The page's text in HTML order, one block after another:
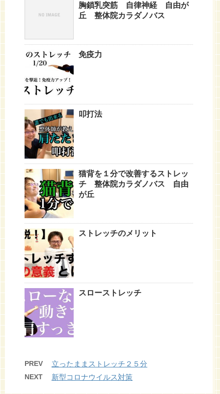
胸鎖乳突筋 自律神経 自由が
丘 整体院カラダノバス
免疫力
叩打法
猫背を１分で改善するストレッ
チ 整体院カラダノバス 自由
が丘
ストレッチのメリット
スローストレッチ
PREV 立ったままストレッチ２５分
NEXT 新型コロナウイルス対策